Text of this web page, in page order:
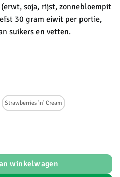
soja, rijst, zonnebloempit
30 gram eiwit per portie,
suikers en vetten.
Strawberries 'n' Cream
winkelwagen